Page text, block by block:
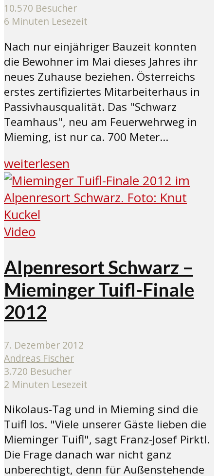
10.570 Besucher
6 Minuten Lesezeit
Nach nur einjähriger Bauzeit konnten
die Bewohner im Mai dieses Jahres ihr
neues Zuhause beziehen. Österreichs
erstes zertifiziertes Mitarbeiterhaus in
Passivhausqualität. Das "Schwarz
Teamhaus", neu am Feuerwehrweg in
Mieming, ist nur ca. 700 Meter...
weiterlesen
Video
Alpenresort Schwarz –
Mieminger Tuifl-Finale
2012
7. Dezember 2012
Andreas Fischer
3.720 Besucher
2 Minuten Lesezeit
Nikolaus-Tag und in Mieming sind die
Tuifl los. "Viele unserer Gäste lieben die
Mieminger Tuifl", sagt Franz-Josef Pirktl.
Die Frage danach war nicht ganz
unberechtigt, denn für Außenstehende